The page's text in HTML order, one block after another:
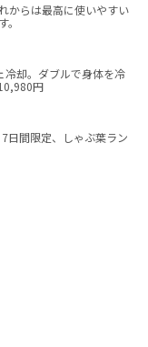
からは最高に使いやすい
冷却。ダブルで身体を冷
円
日間限定、しゃぶ葉ラン